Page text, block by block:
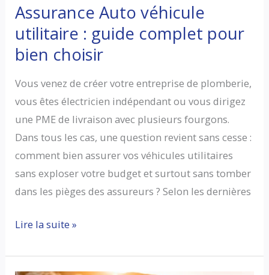
ans
Assurance Auto véhicule
utilitaire : guide complet pour
bien choisir
Vous venez de créer votre entreprise de plomberie,
vous êtes électricien indépendant ou vous dirigez
une PME de livraison avec plusieurs fourgons.
Dans tous les cas, une question revient sans cesse :
comment bien assurer vos véhicules utilitaires
sans exploser votre budget et surtout sans tomber
dans les pièges des assureurs ? Selon les dernières
Assurance
véhicule
Lire la suite »